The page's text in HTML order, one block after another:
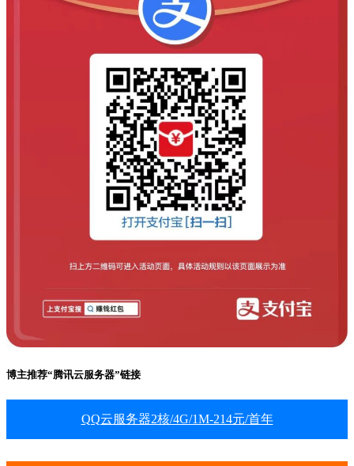
博主推荐“腾讯云服务器”链接
QQ云服务器2核/4G/1M-214元/首年